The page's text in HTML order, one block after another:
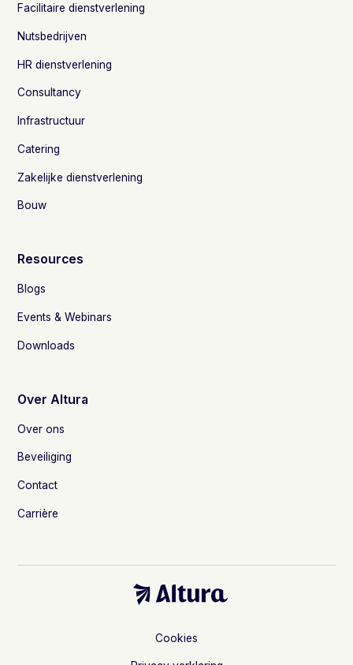
Facilitaire dienstverlening
Nutsbedrijven
HR dienstverlening
Consultancy
Infrastructuur
Catering
Zakelijke dienstverlening
Bouw
Resources
Blogs
Events & Webinars
Downloads
Over Altura
Over ons
Beveiliging
Contact
Carrière
Cookies